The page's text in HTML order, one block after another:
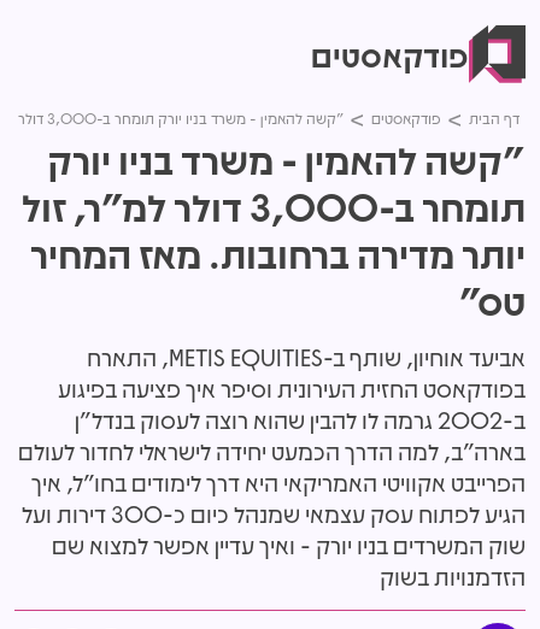
פודקאסטים
דף הבית פודקאסטים "קשה להאמין - משרד בניו יורק תומחר ב-3,000 דולר למ"ר, זול יותר מדירה ברחובות. מאז המחיר טס"
"קשה להאמין - משרד בניו יורק
תומחר ב-3,000 דולר למ"ר, זול
יותר מדירה ברחובות. מאז המחיר
טס"
אביעד אוחיון, שותף ב-METIS EQUITIES, התארח
בפודקאסט החזית העירונית וסיפר איך פציעה בפיגוע
ב-2002 גרמה לו להבין שהוא רוצה לעסוק בנדל"ן
בארה"ב, למה הדרך הכמעט יחידה לישראלי לחדור לעולם
הפרייבט אקוויטי האמריקאי היא דרך לימודים בחו"ל, איך
הגיע לפתוח עסק עצמאי שמנהל כיום כ-300 דירות ועל
שוק המשרדים בניו יורק - ואיך עדיין אפשר למצוא שם
הזדמנויות בשוק